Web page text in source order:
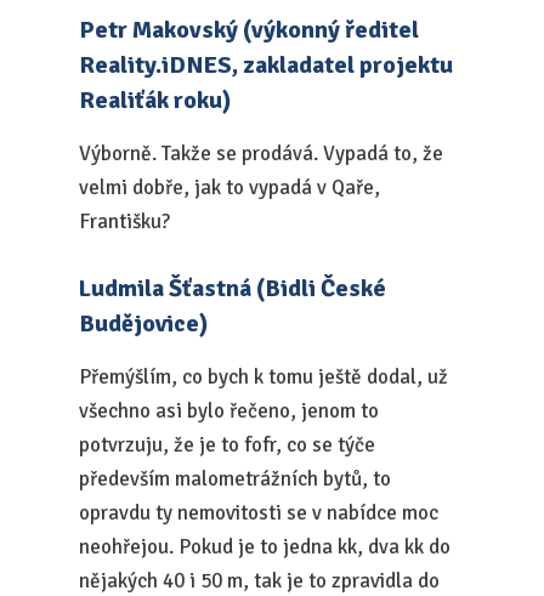
Petr Makovský (výkonný ředitel
Reality.iDNES, zakladatel projektu
Realiťák roku)
Výborně. Takže se prodává. Vypadá to, že
velmi dobře, jak to vypadá v Qaře,
Františku?
Ludmila Šťastná (Bidli České
Budějovice)
Přemýšlím, co bych k tomu ještě dodal, už
všechno asi bylo řečeno, jenom to
potvrzuju, že je to fofr, co se týče
především malometrážních bytů, to
opravdu ty nemovitosti se v nabídce moc
neohřejou. Pokud je to jedna kk, dva kk do
nějakých 40 i 50 m, tak je to zpravidla do